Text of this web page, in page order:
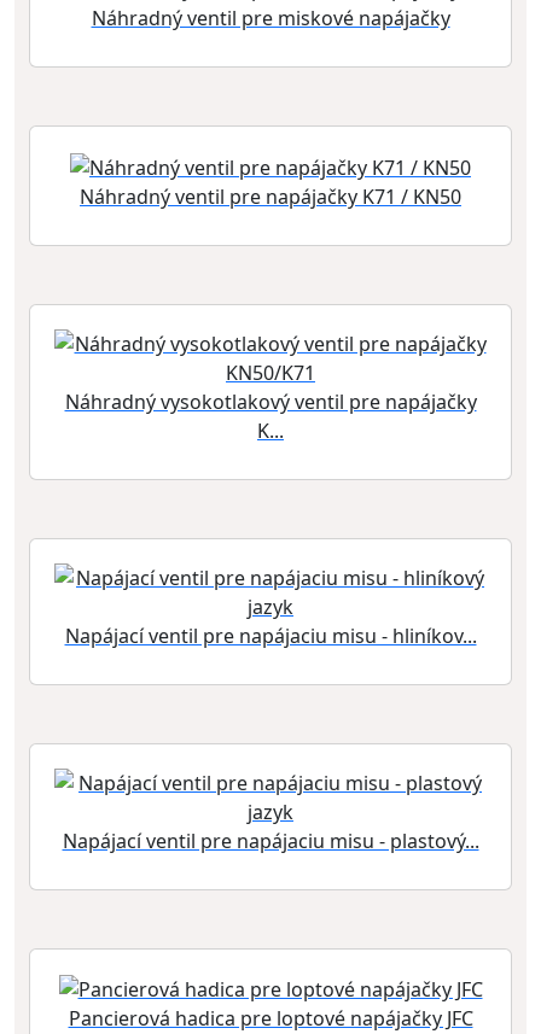
Náhradný ventil pre miskové napájačky
Náhradný ventil pre napájačky K71 / KN50
Náhradný vysokotlakový ventil pre napájačky
K...
Napájací ventil pre napájaciu misu - hliníkov...
Napájací ventil pre napájaciu misu - plastový...
Pancierová hadica pre loptové napájačky JFC